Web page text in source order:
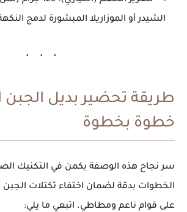
الشيدر أو الموزاريلا المبشورة لدمج
طريقة تحضير بديل الجبن
خطوة بخطوة
سر نجاح هذه الوصفة يكمن في التكنيك
الخطوات بدقة لضمان اختفاء تكتلات
على قوام ناعم ومطاطي. اتبعي ما يلي: